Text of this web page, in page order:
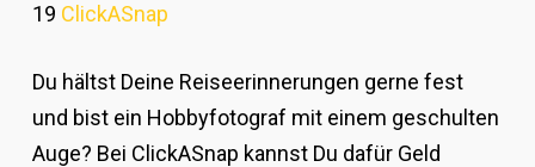
19 ClickASnap
Du hältst Deine Reiseerinnerungen gerne fest
und bist ein Hobbyfotograf mit einem geschulten
Auge? Bei ClickASnap kannst Du dafür Geld